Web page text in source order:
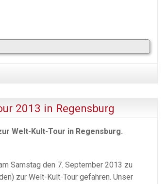
2013 in Regensburg
Welt-Kult-Tour in Regensburg.
Samstag den 7. September 2013 zu
zur Welt-Kult-Tour gefahren. Unser